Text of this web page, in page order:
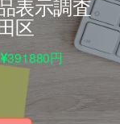
表示調査
区
391880円